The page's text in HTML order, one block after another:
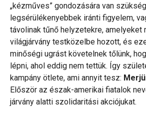
„kézműves” gondozására van
legsérülékenyebbek iránti figyelem,
távolinak tűnő helyzetekre, amelyeket
világjárvány testközelbe hozott, és
minőségi ugrást követelnek tőlünk,
lépni, ahol eddig nem tettük. Így
kampány ötlete, ami annyit tesz:
Először az észak-amerikai fiatalok
járvány alatti szolidaritási akciójukat.